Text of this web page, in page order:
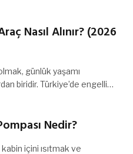
Nasıl Alınır? (2026
günlük yaşamı
biridir. Türkiye’de engelli…
Nedir?
içini ısıtmak ve